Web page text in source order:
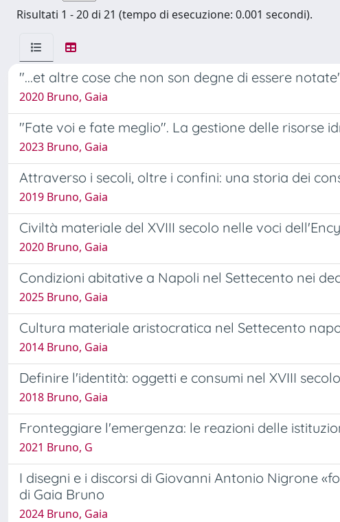
Risultati 1 - 20 di 21 (tempo di esecuzione: 0.001 secondi).
"...et altre cose che non son degne di essere
2020 Bruno, Gaia
"Fate voi e fate meglio". La gestione delle risorse
2023 Bruno, Gaia
Attraverso i secoli, oltre i confini: una storia dei
2019 Bruno, Gaia
Civiltà materiale del XVIII secolo nelle voci
2020 Bruno, Gaia
Condizioni abitative a Napoli nel Settecento nei
2025 Bruno, Gaia
Cultura materiale aristocratica nel Settecento
2014 Bruno, Gaia
Definire l'identità: oggetti e consumi nel XVIII
2018 Bruno, Gaia
Fronteggiare l'emergenza: le reazioni delle
2021 Bruno, G
I disegni e i discorsi di Giovanni Antonio Nigrone
di Gaia Bruno
2024 Bruno, Gaia